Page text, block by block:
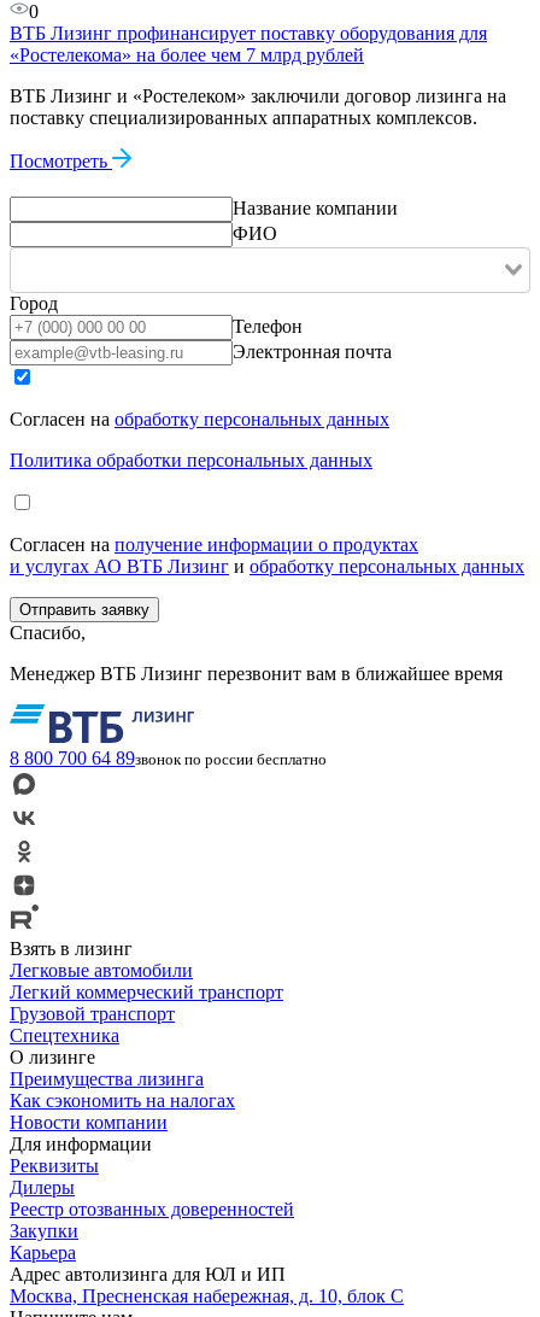
0
ВТБ Лизинг профинансирует поставку оборудования для
«Ростелекома» на более чем 7 млрд рублей
ВТБ Лизинг и «Ростелеком» заключили договор лизинга на
поставку специализированных аппаратных комплексов.
Посмотреть
Название компании
ФИО
Город
Телефон
Электронная почта
Согласен на обработку персональных данных
Политика обработки персональных данных
Согласен на получение информации о продуктах
и услугах АО ВТБ Лизинг и обработку персональных данных
Спасибо,
Менеджер ВТБ Лизинг перезвонит вам в ближайшее время
8 800 700 64 89звонок по россии бесплатно
Взять в лизинг
Легковые автомобили
Легкий коммерческий транспорт
Грузовой транспорт
Спецтехника
О лизинге
Преимущества лизинга
Как сэкономить на налогах
Новости компании
Для информации
Реквизиты
Дилеры
Реестр отозванных доверенностей
Закупки
Карьера
Адрес автолизинга для ЮЛ и ИП
Москва, Пресненская набережная, д. 10, блок С